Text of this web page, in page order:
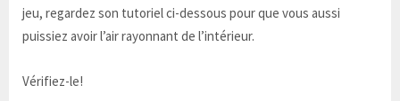
jeu, regardez son tutoriel ci-dessous pour que vous aussi
puissiez avoir l’air rayonnant de l’intérieur.
Vérifiez-le!